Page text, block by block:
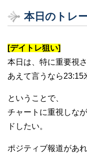
本日のトレ
[デイトレ狙い]
本日は、特に重要視
あえて言うなら23:15
ということで、
チャートに重視しな
ドしたい。
ポジティブ報道があ